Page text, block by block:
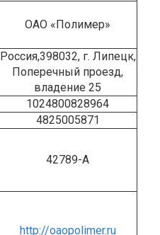
ОАО «Полимер»
Россия,398032, г. Липецк,
Поперечный проезд,
владение 25
1024800828964
4825005871
42789-А
http://oaopolimer.ru